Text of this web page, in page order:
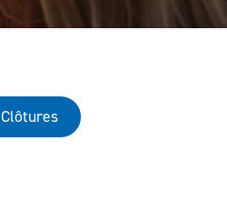
Clôtures